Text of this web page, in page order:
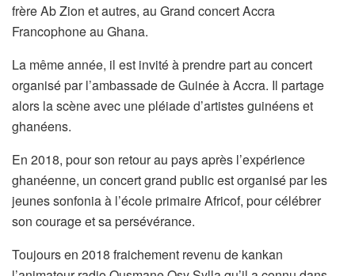
frère Ab Zion et autres, au Grand concert Accra
Francophone au Ghana.
La même année, il est invité à prendre part au concert
organisé par l’ambassade de Guinée à Accra. Il partage
alors la scène avec une pléiade d’artistes guinéens et
ghanéens.
En 2018, pour son retour au pays après l’expérience
ghanéenne, un concert grand public est organisé par les
jeunes sonfonia à l’école primaire Africof, pour célébrer
son courage et sa persévérance.
Toujours en 2018 fraichement revenu de kankan